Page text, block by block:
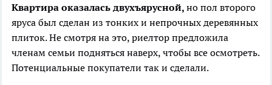
Квартира оказалась двухъярусной, но пол второго
яруса был сделан из тонких и непрочных деревянных
плиток. Не смотря на это, риелтор предложила
членам семьи подняться наверх, чтобы все осмотреть.
Потенциальные покупатели так и сделали.